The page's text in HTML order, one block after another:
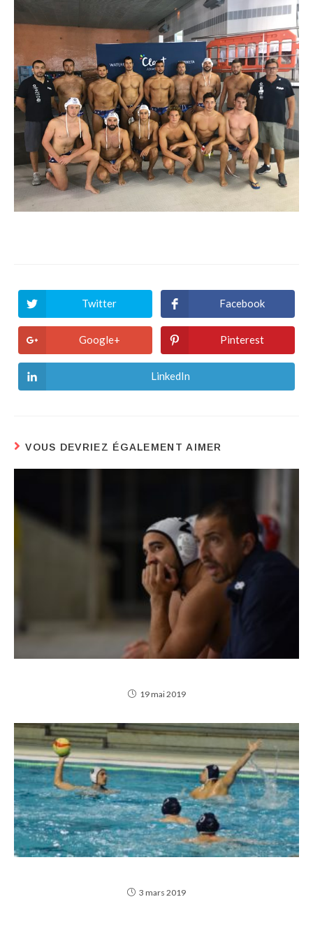
Twitter Facebook
Google+ Pinterest
LinkedIn
VOUS DEVRIEZ ÉGALEMENT AIMER
19 mai 2019
3 mars 2019